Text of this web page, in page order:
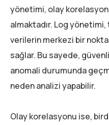
yönetimi, olay
almaktadır. Log
verilerin merkezi bir
sağlar. Bu sayede,
anomali durumunda
neden analizi yapabilir.
Olay korelasyonu ise,